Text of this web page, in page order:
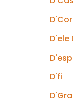
D'ele
D'fi